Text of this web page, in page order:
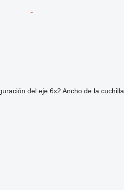
del eje 6x2 Ancho de la cuchilla